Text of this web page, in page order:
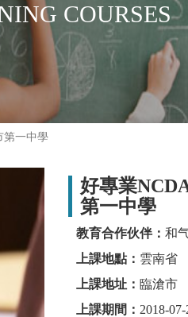
COURSES
第一中學
好專業
第一中學
教育合作伙伴： 和
上課地點： 雲南省
上課地址： 臨滄市
上課期間： 2018-